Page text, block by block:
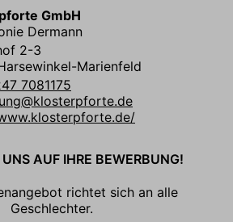
GmbH
Dermann
2-3
Marienfeld
7081175
AUF IHRE BEWERBUNG!
richtet sich an alle
Geschlechter.